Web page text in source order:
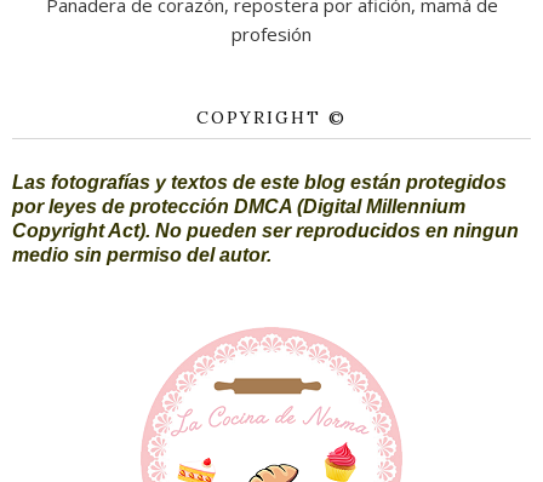
Panadera de corazón, repostera por afición, mamá de
profesión
COPYRIGHT ©
Las fotografías y textos de este blog están protegidos
por leyes de protección DMCA (Digital Millennium
Copyright Act). No pueden ser reproducidos en ningun
medio sin permiso del autor.